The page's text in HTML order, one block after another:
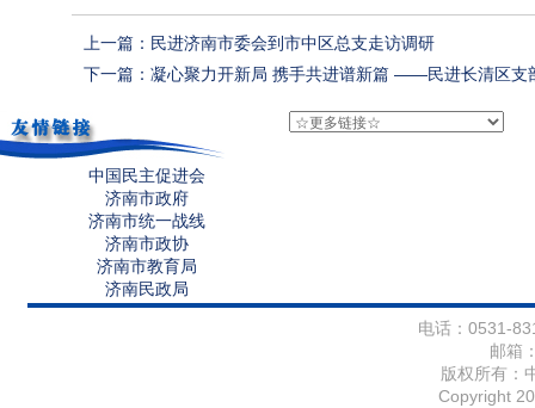
上一篇：民进济南市委会到市中区总支走访调研
下一篇：凝心聚力开新局 携手共进谱新篇 ——民进长清区支
中国民主促进会
济南市政府
济南市统一战线
济南市政协
济南市教育局
济南民政局
电话：0531-
邮箱
版权所有：
Copyright